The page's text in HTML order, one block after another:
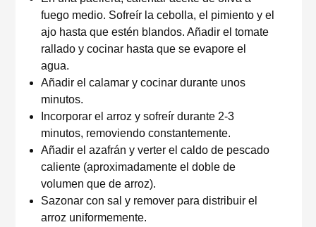
fuego medio. Sofreír la cebolla, el pimiento y el
ajo hasta que estén blandos. Añadir el tomate
rallado y cocinar hasta que se evapore el
agua.
Añadir el calamar y cocinar durante unos
minutos.
Incorporar el arroz y sofreír durante 2-3
minutos, removiendo constantemente.
Añadir el azafrán y verter el caldo de pescado
caliente (aproximadamente el doble de
volumen que de arroz).
Sazonar con sal y remover para distribuir el
arroz uniformemente.